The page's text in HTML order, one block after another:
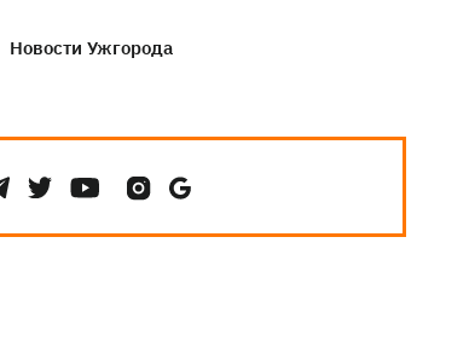
Новости Ужгорода